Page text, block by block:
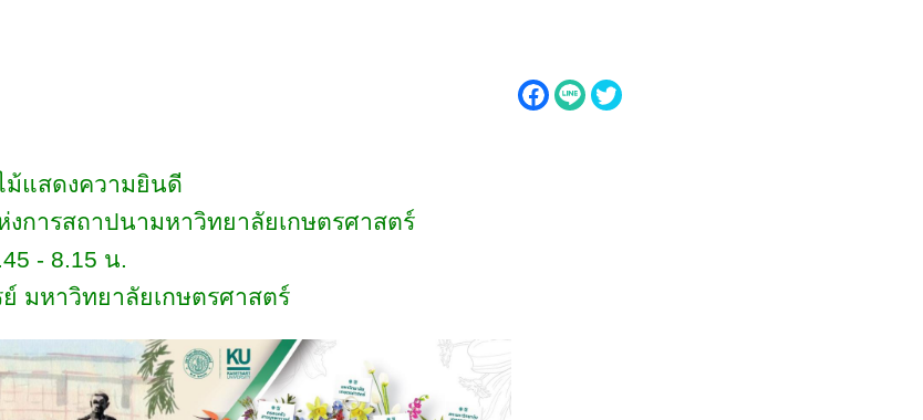
ม้แสดงความยินดี
งการสถาปนามหาวิทยาลัยเกษตรศาสตร์
- 8.15 น.
มหาวิทยาลัยเกษตรศาสตร์